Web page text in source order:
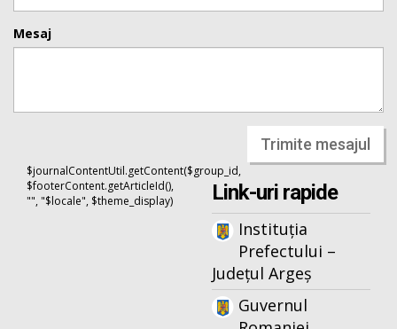
Mesaj
Trimite mesajul
$journalContentUtil.getContent($group_id,
$footerContent.getArticleId(),
"", "$locale", $theme_display)
Link-uri rapide
Instituția
Prefectului –
Județul Argeș
Guvernul